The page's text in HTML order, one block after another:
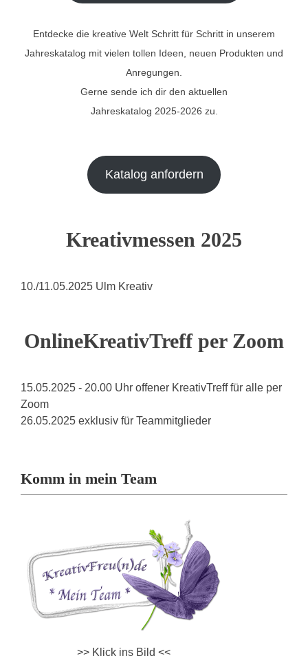
Entdecke die kreative Welt Schritt für Schritt in unserem
Jahreskatalog mit vielen tollen Ideen, neuen Produkten und
Anregungen.
Gerne sende ich dir den aktuellen
Jahreskatalog 2025-2026 zu.
Katalog anfordern
Kreativmessen 2025
10./11.05.2025 Ulm Kreativ
OnlineKreativTreff per Zoom
15.05.2025 - 20.00 Uhr offener KreativTreff für alle per
Zoom
26.05.2025 exklusiv für Teammitglieder
Komm in mein Team
>> Klick ins Bild <<